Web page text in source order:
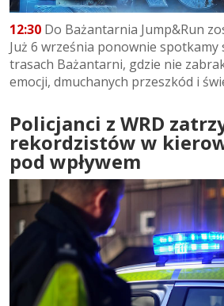
12:30 Do Bażantarnia Jump&Run
Już 6 września ponownie spotkamy
trasach Bażantarni, gdzie nie
emocji, dmuchanych przeszkód i
Policjanci z WRD
rekordzistów w
pod wpływem